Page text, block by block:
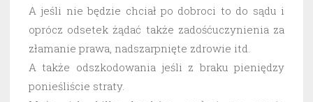
A jeśli nie będzie chciał po dobroci to do sądu i
oprócz odsetek żądać także zadośćuczynienia za
złamanie prawa, nadszarpnięte zdrowie itd.
A także odszkodowania jeśli z braku pieniędzy
ponieśliście straty.